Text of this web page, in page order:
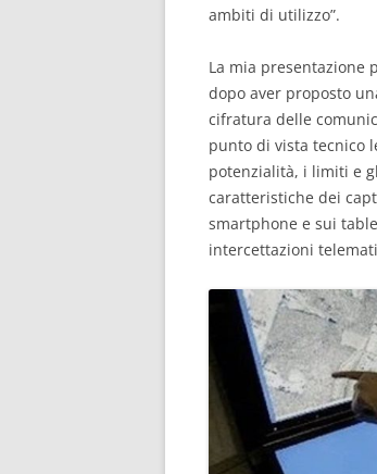
ambiti di utilizzo”.
La mia presentazione
dopo aver proposto
cifratura delle
punto di vista tecnico
potenzialità, i limiti e
caratteristiche dei
smartphone e sui
intercettazioni